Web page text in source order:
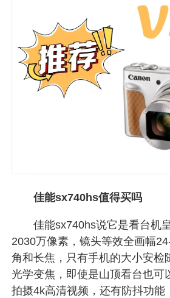
佳能sx740hs值得买吗
佳能sx740hs说它是看台机皇
2030万像素，镜头等效全画幅
角和长焦，只有手机的大小安检
光学变焦，即使是山顶看台也可
拍摄4k高清视频，还有防抖功能